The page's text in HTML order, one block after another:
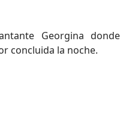
Georgina donde
concluida la noche.